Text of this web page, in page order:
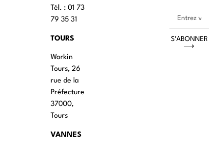
Tél. : 01 73
79 35 31
TOURS
Workin
Tours, 26
rue de la
Préfecture
37000,
Tours
VANNES
S'ABONNER
⟶